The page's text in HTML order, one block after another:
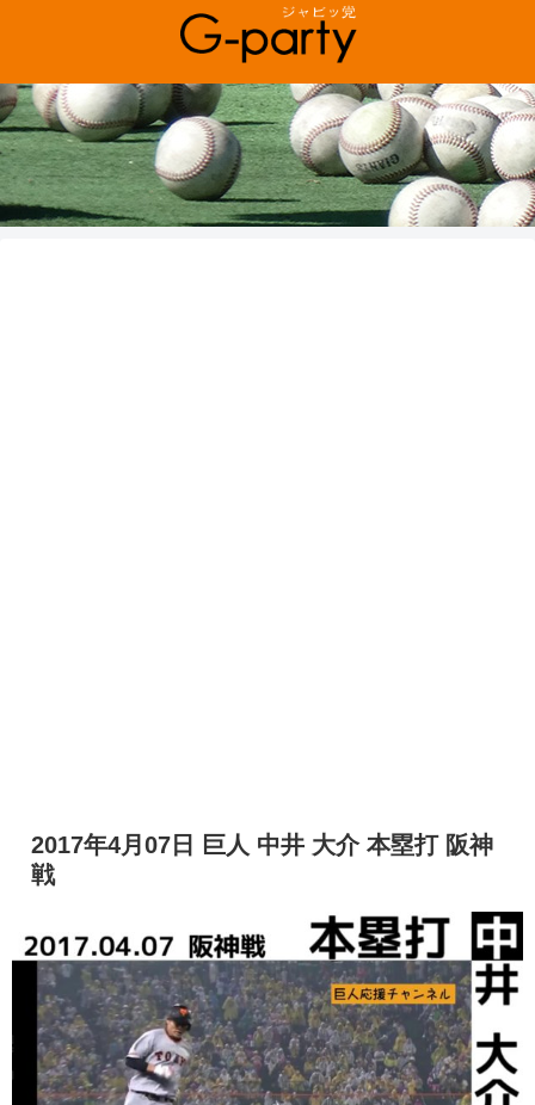
2017年4月07日 巨人 中井 大介 本塁打 阪神
戦